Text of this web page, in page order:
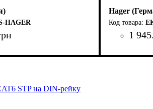
HAGER
Hager
1 945.
STP на DIN-рейку